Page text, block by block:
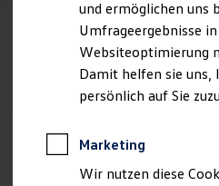
Elektromobilität
Elektroautos
ID. Tutorials
ID. EVERY1
Reichweite
Rekuperation
Laden unterwegs
und ermöglichen uns
Umfrageergebnisse in
Websiteoptimierung
Damit helfen sie uns,
persönlich auf Sie
Marketing
Wir nutzen diese